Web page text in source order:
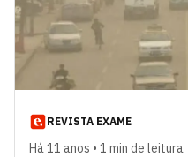
REVISTA EXAME
Há 11 anos • 1 min de leitura